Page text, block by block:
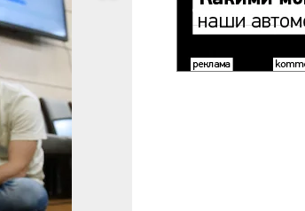
Дмитрий
Духанин,